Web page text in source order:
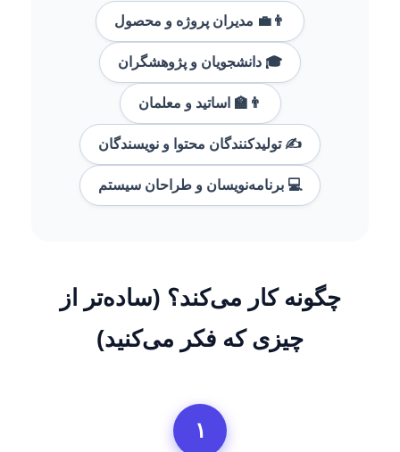
👨‍💼 مدیران پروژه و محصول
🎓 دانشجویان و پژوهشگران
👨‍🏫 اساتید و معلمان
✍️ تولیدکنندگان محتوا و نویسندگان
💻 برنامه‌نویسان و طراحان سیستم
چگونه کار می‌کند؟ (ساده‌تر از
چیزی که فکر می‌کنید)
۱